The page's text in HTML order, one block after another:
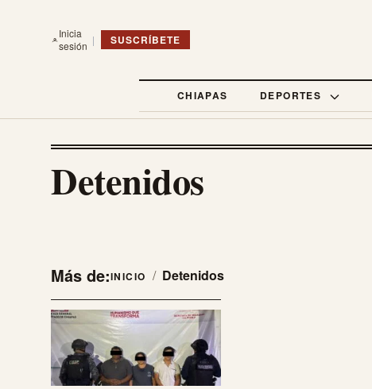
Inicia
sesión | SUSCRÍBETE
CHIAPAS DEPORTES
Detenidos
Más de:INICIO / Detenidos